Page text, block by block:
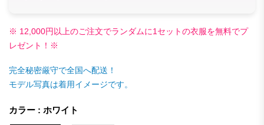
※ 12,000円以上のご注文でランダムに1セットの衣服を無料でプ
レゼント！※
完全秘密厳守で全国へ配送！
モデル写真は着用イメージです。
カラー : ホワイト